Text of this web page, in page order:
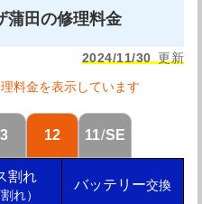
するiPhone修理グループ
できる修理店です。修理内
交換、水没復旧、その他
います。修理にかかる時間
も最適な修理店といえま
蒲田の修理料金
料金を表示しています
12 11/SE
割れ
れ）
バッテリー交換
2024/11/30更新